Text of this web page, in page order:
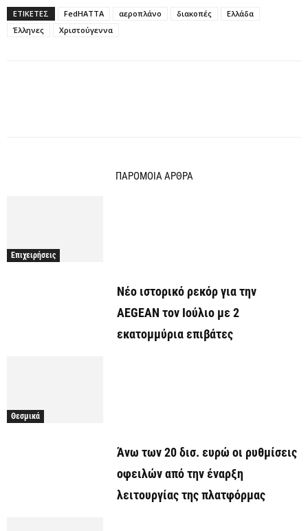
ΕΤΙΚΕΤΕΣ FedHATTA αεροπλάνο διακοπές
Ελλάδα
Έλληνες
Χριστούγεννα
ΠΑΡΟΜΟΙΑ ΑΡΘΡΑ
Επιχειρήσεις
Νέο ιστορικό ρεκόρ για την
AEGEAN τον Ιούλιο με 2
εκατομμύρια επιβάτες
Θεσμικά
Άνω των 20 δισ. ευρώ οι ρυθμίσεις
οφειλών από την έναρξη
λειτουργίας της πλατφόρμας